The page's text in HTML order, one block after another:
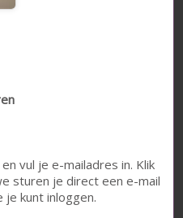
vul je e-mailadres in. Klik
sturen je direct een e-mail
kunt inloggen.